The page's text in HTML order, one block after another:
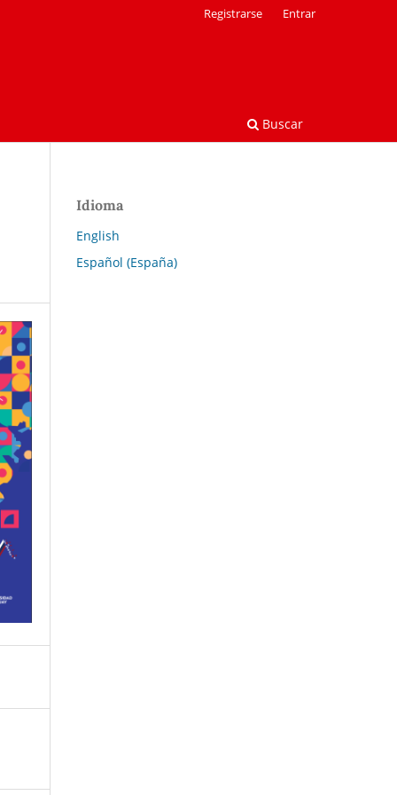
Buscar
Registrarse Entrar
Idioma
English
Español (España)